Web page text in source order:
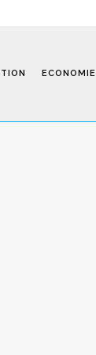
ECONOMIE